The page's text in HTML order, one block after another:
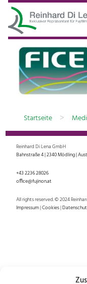
Startseite >
Reinhard Di Lena GmbH
Bahnstraße 4 | 2340 Mödling |
+43 2236 28026
office@fujinon.at
All rights reserved. © 2024
Impressum|Cookies|